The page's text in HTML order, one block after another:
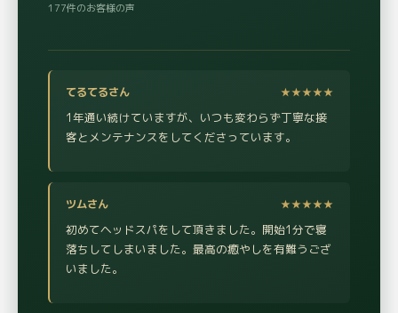
177件のお客様の声
てるてるさん ★★★★★
1年通い続けていますが、いつも変わらず丁寧な接
客とメンテナンスをしてくださっています。
ツムさん ★★★★★
初めてヘッドスパをして頂きました。開始1分で寝
落ちしてしまいました。最高の癒やしを有難うござ
いました。